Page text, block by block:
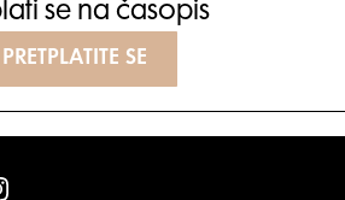
se na časopis
PRETPLATITE SE